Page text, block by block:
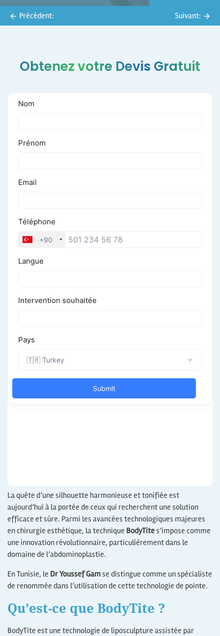
Précédent: Suivant:
Obtenez votre Devis Gratuit
La quête d’une silhouette harmonieuse et tonifiée est
aujourd’hui à la portée de ceux qui recherchent une solution
efficace et sûre. Parmi les avancées technologiques majeures
en chirurgie esthétique, la technique BodyTites’impose comme
une innovation révolutionnaire, particulièrement dans le
domaine de l’abdominoplastie.
En Tunisie, le Dr Youssef Gamse distingue comme un spécialiste
de renommée dans l’utilisation de cette technologie de pointe.
Qu’est-ce que BodyTite ?
BodyTite est une technologie de liposculpture assistée par